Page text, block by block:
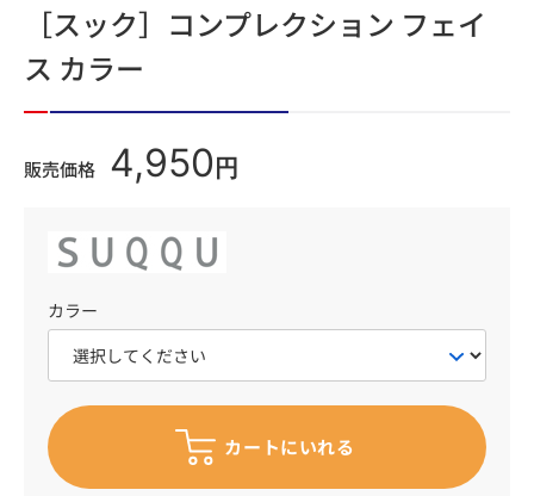
［スック］コンプレクション フェイ
ス カラー
販売価格 4,950 円
カラー